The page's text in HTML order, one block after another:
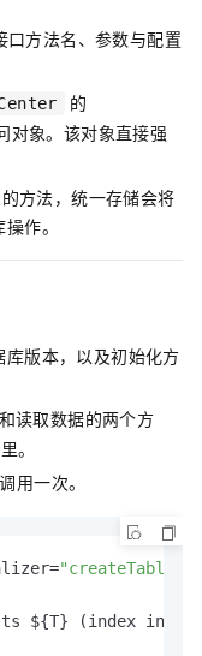
口方法名、参数与配置
的
对象。该对象直接强
方法，统一存储会将
作。
版本，以及初始化方
读取数据的两个方
。
用一次。
"createTable"